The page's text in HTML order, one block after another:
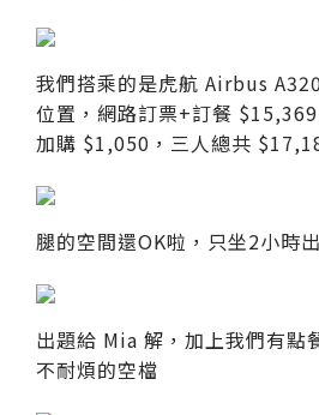
我們搭乘的是虎航 Airbus
位置，網路訂票+訂餐
加購 $1,050，三人總共
腿的空間還OK啦，只坐2小時
出題給 Mia 解，加上我們有點
不耐煩的空檔